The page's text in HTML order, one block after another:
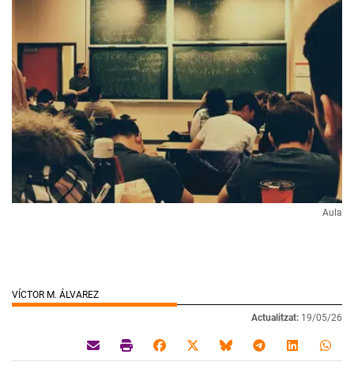
Aula
VÍCTOR M. ÁLVAREZ
Actualitzat: 19/05/26